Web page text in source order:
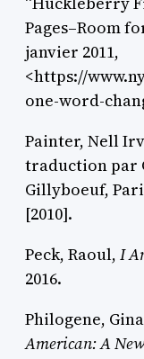
Pages–Room
janvier 2011,
<https://
one-word-
Painter, Nell
traduction par
Gillyboeuf,
[2010].
Peck, Raoul, I
2016.
Philogene,
American: A